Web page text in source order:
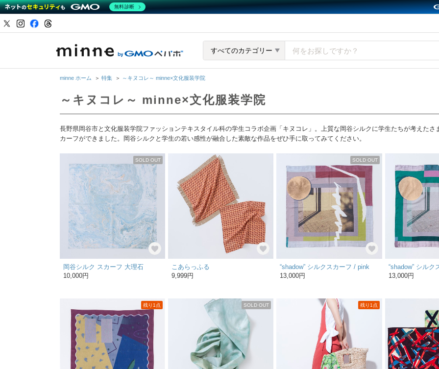
すべてのカテゴリー
minne ホーム ＞ 特集 ＞ ～キヌコレ～ minne×文化服装学院
～キヌコレ～ minne×文化服装学院
長野県岡谷市と文化服装学院ファッションテキスタイル科の学生コラボ企画「キヌコレ」。上質な岡谷シルクに学生たちが考えた
カーフができました。岡谷シルクと学生の若い感性が融合した素敵な作品をぜひ手に取ってみてください。
SOLD OUT
岡谷シルク スカーフ 大理石
10,000円
こあらっふる
9,999円
SOLD OUT
“shadow” シルクスカーフ / pink
13,000円
“shadow” シルク
13,000円
残り1点 SOLD OUT 残り1点
無料診断